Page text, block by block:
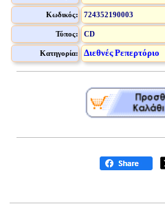
Κωδικός: 724352190003
Τύπος: CD
Κατηγορία: Διεθνές Ρεπερτόριο